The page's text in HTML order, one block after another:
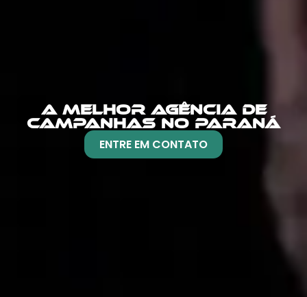
A MELHOR AGÊNCIA DE
CAMPANHAS NO PARANÁ
ENTRE EM CONTATO